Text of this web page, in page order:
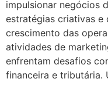
impulsionar negócios
estratégias criativas e
crescimento das
atividades de
enfrentam desafios
financeira e tributária.